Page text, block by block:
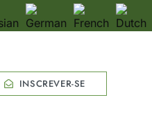
INSCREVER-SE